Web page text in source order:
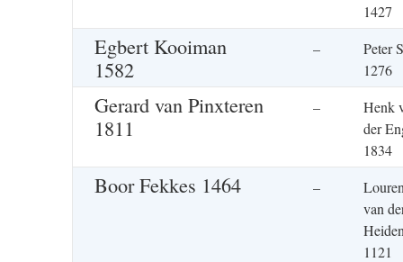
1427
Egbert Kooiman
1582
–
Peter
1276
Gerard van Pinxteren
1811
–
Henk
der
1834
Boor Fekkes 1464 –
van
1121